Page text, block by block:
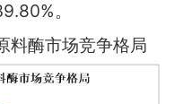
。
料酶市场竞争格局